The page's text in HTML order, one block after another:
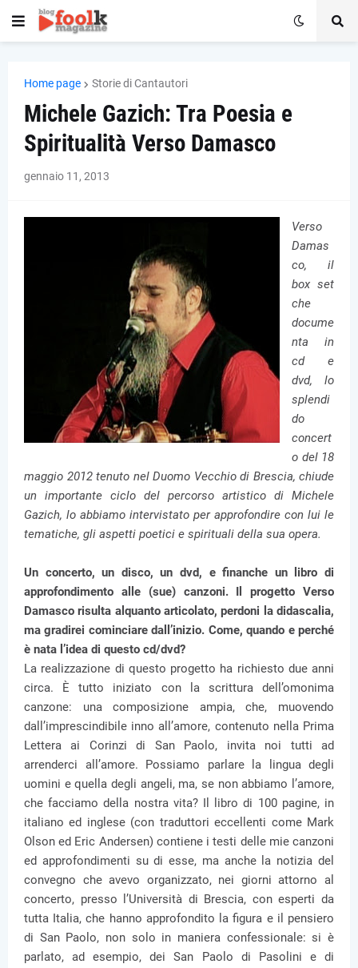
Home page Storie di Cantautori
Michele Gazich: Tra Poesia e
Spiritualità Verso Damasco
gennaio 11, 2013
Verso
Damas
co, il
box set
che
docume
nta in
cd e
dvd, lo
splendi
do
concert
o del 18
maggio 2012 tenuto nel Duomo Vecchio di Brescia, chiude
un importante ciclo del percorso artistico di Michele
Gazich, lo abbiamo intervistato per approfondire con lui le
tematiche, gli aspetti poetici e spirituali della sua opera.
Un concerto, un disco, un dvd, e finanche un libro di
approfondimento alle (sue) canzoni. Il progetto Verso
Damasco risulta alquanto articolato, perdoni la didascalia,
ma gradirei cominciare dall’inizio. Come, quando e perché
è nata l’idea di questo cd/dvd?
La realizzazione di questo progetto ha richiesto due anni
circa. È tutto iniziato con la scrittura dell’omonima
canzone: una composizione ampia, che, muovendo
dall’imprescindibile inno all’amore, contenuto nella Prima
Lettera ai Corinzi di San Paolo, invita noi tutti ad
arrenderci all’amore. Possiamo parlare la lingua degli
uomini e quella degli angeli, ma, se non abbiamo l’amore,
che facciamo della nostra vita? Il libro di 100 pagine, in
italiano ed inglese (con traduttori eccellenti come Mark
Olson ed Eric Andersen) contiene i testi delle mie canzoni
ed approfondimenti su di esse, ma anche la notizia del
convegno che avevo organizzato, nei giorni attorno al
concerto, presso l’Università di Brescia, con esperti da
tutta Italia, che hanno approfondito la figura e il pensiero
di San Paolo, non solo in maniera confessionale: si è
parlato, ad esempio, dei San Paolo di Pasolini e di